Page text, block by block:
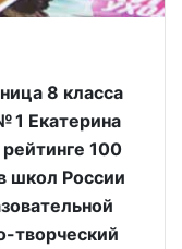
8 класса
1 Екатерина
100
школ России
творческий